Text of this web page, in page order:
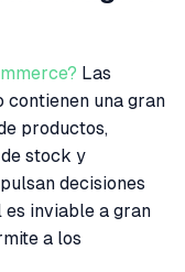
Las
una gran
productos,
stock y
decisiones
inviable a gran
a los